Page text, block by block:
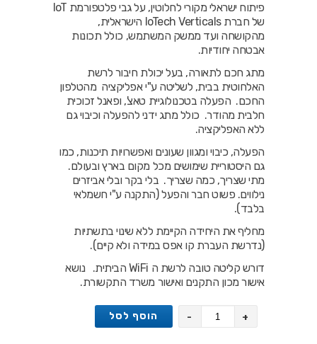
פיתוח ישראלי מקורי לחלוטין, על גבי פלטפורמת IoT
של חברת IoTech Verticals הישראלית,
מהקושחה ועד ממשק המשתמש, כולל תכונות
אבטחה יחודיות.
מתג חכם לתאורה, בעל יכולת חיבור לרשת
האלחוטית בבית, לשליטה ע"י אפליקציה מהטלפון
החכם. הפעלה בטכנולוגיית טאצ', ופאנל זכוכית
חלבית מהודר. כולל מתג ידני להפעלה וכיבוי גם
ללא האפליקציה.
הפעלה, כיבוי ומגוון שעונים ואפשרויות תיכנות, כמו
גם היסטוריית שימושים מכל מקום בארץ ובעולם.
מתי שצריך, כמה שצריך. בלי בקר ובלי אביזרים
נילווים. פשוט חבר והפעל (התקנה ע"י חשמלאי
בלבד).
מחליף את היחידה הקיימת ללא שינוי בתשתיות
(נדרשת העברת קו אפס במידה ולא קיים).
דורש קליטה טובה לרשת ה WiFi הביתית. נושא
אישור מכון התקנים ואישור משרד התקשורת.
הוסף לסל